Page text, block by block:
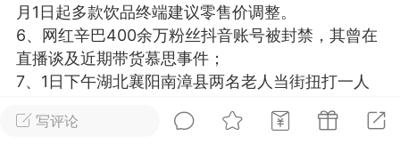
闪充小白罐
本/双效闪充，养出紧致小白脸！一、项
充小白罐 = 闪充大白肌（仪器）× 草本
产品）×极光嫩肤啫喱（产品）这是一套
护...写评论
月1日起多款饮品终端建议零售价调整。
6、网红辛巴400余万粉丝抖音账号被封禁，其曾在
直播谈及近期带货慕思事件；
7、1日下午湖北襄阳南漳县两名老人当街扭打一人
元电诈资金原主：6个月无人认领，将上缴国库；